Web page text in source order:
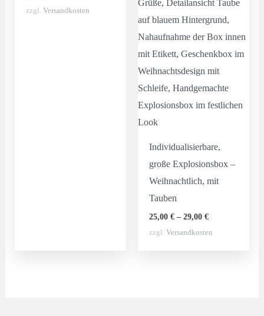
zzgl. Versandkosten
Individualisierbare,
große Explosionsbox –
Weihnachtlich, mit
Tauben
25,00€ –29,00€
zzgl.Versandkosten